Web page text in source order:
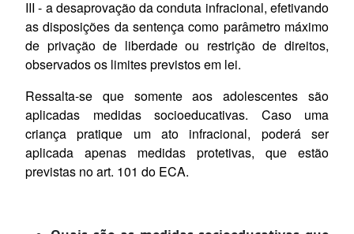
III - a desaprovação da conduta infracional, efetivando
as disposições da sentença como parâmetro máximo
de privação de liberdade ou restrição de direitos,
observados os limites previstos em lei.
Ressalta-se que somente aos adolescentes são
aplicadas medidas socioeducativas. Caso uma
criança pratique um ato infracional, poderá ser
aplicada apenas medidas protetivas, que estão
previstas no art. 101 do ECA.